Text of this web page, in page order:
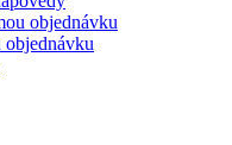
objednávku